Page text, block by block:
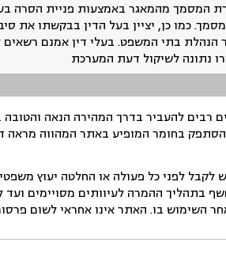
המסמך מהמאגר באמצעות פניית הסרה
כמו כן, יציין בעל הדין בבקשתו את
הנהלת בתי המשפט. בעלי דין אמנם
נתונה לשיקול דעת המערכת
רבים להעביר בדרך המהירה הנאה
בחומר המופיע באתר המהווה מראה
לפני כל פעולה או החלטה יעוץ
בתהליך ההמרה לעיוותים מסויימים ועד
השימוש בו. האתר אינו אחראי לשום